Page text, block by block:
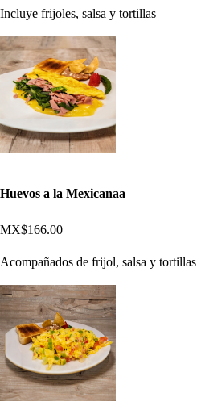
Incluye frijoles, salsa y tortillas
Huevos a la Mexicanaa
MX$166.00
Acompañados de frijol, salsa y tortillas